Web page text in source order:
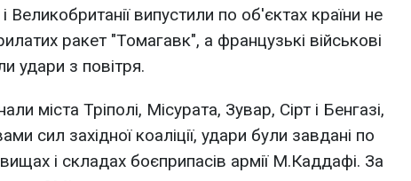
Великобританії випустили по об'єктах країни не
ракет "Томагавк", а французькі військові
удари з повітря.
міста Тріполі, Місурата, Зувар, Сірт і Бенгазі,
сил західної коаліції, удари були завдані по
і складах боєприпасів армії М.Каддафі. За